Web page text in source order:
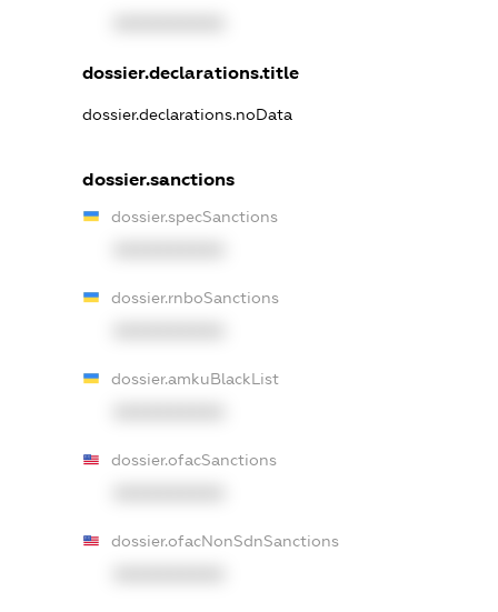
dossier.declarations.title
dossier.declarations.noData
dossier.sanctions
dossier.specSanctions
dossier.rnboSanctions
dossier.amkuBlackList
dossier.ofacSanctions
dossier.ofacNonSdnSanctions